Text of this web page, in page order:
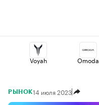
Voyah Omoda
Haval
РЫНОК14 июля 2023